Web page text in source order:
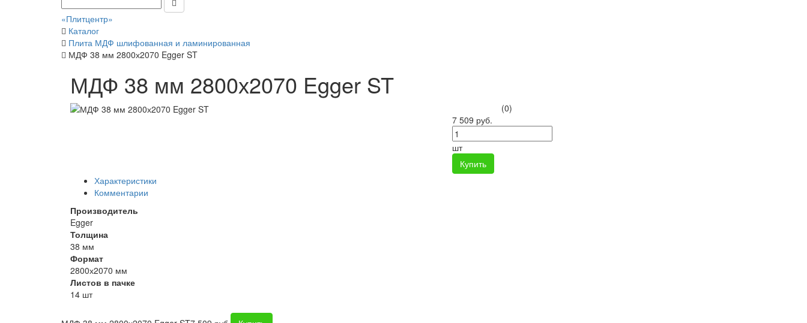
«Плитцентр»
Каталог
Плита МДФ шлифованная и ламинированная
МДФ 38 мм 2800х2070 Egger ST
МДФ 38 мм 2800х2070 Egger ST
(0)
7 509 руб.
шт
Купить
Характеристики
Комментарии
Производитель
Egger
Толщина
38 мм
Формат
2800х2070 мм
Листов в пачке
14 шт